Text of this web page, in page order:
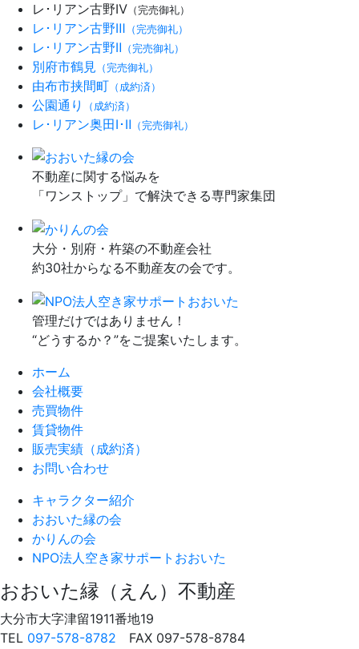
レ･リアン古野Ⅳ （完売御礼）
レ･リアン古野Ⅲ （完売御礼）
レ･リアン古野Ⅱ （完売御礼）
別府市鶴見 （完売御礼）
由布市挟間町 （成約済）
公園通り （成約済）
レ･リアン奥田Ⅰ･Ⅱ （完売御礼）
不動産に関する悩みを
「ワンストップ」で解決できる専門家集団
大分・別府・杵築の不動産会社
約30社からなる不動産友の会です。
管理だけではありません！
“どうするか？”をご提案いたします。
ホーム
会社概要
売買物件
賃貸物件
販売実績（成約済）
お問い合わせ
キャラクター紹介
おおいた縁の会
かりんの会
NPO法人 空き家サポートおおいた
おおいた縁（えん）不動産
大分市大字津留1911番地19
TEL 097-578-8782 FAX 097-578-8784